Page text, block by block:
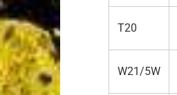
T20
W21/5W